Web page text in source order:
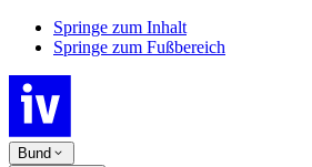
Springe zum Inhalt
Springe zum Fußbereich
Bund